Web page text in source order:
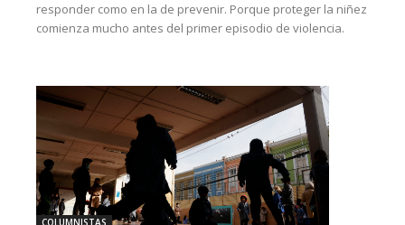
responder como en la de prevenir. Porque proteger la niñez
comienza mucho antes del primer episodio de violencia.
COLUMNISTAS